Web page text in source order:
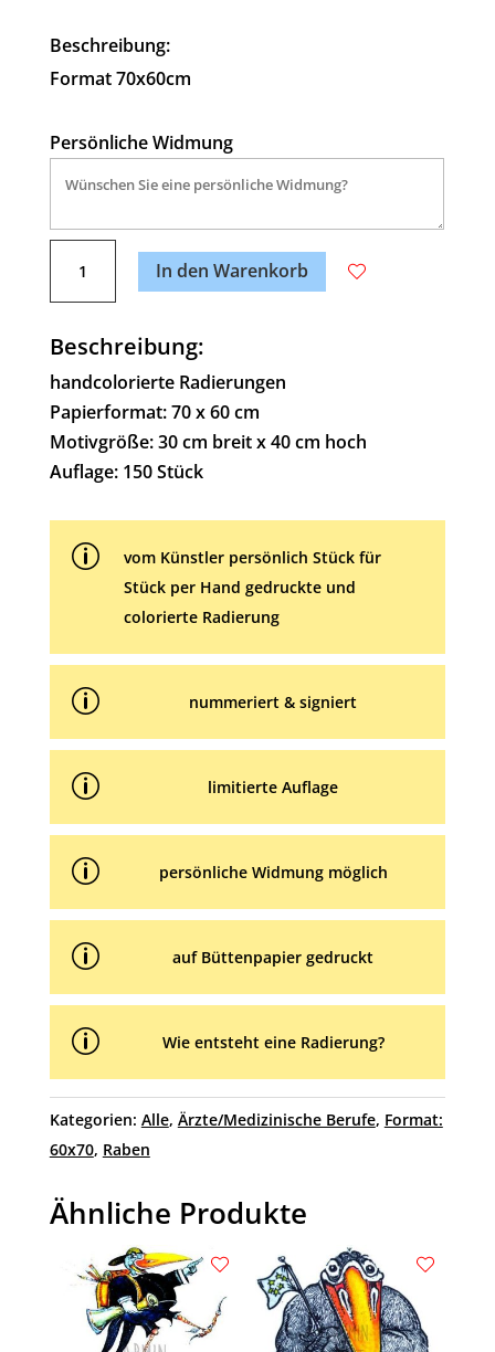
Beschreibung:
Format 70x60cm
Persönliche Widmung
Schaumermal
Menge
In den Warenkorb
A
r
n
a
t
i
e
Beschreibung:
handcolorierte Radierungen
Papierformat: 70 x 60 cm
Motivgröße: 30 cm breit x 40 cm hoch
Auflage: 150 Stück
p
vom Künstler persönlich Stück für
Stück per Hand gedruckte und
colorierte Radierung
p nummeriert & signiert
p limitierte Auflage
p persönliche Widmung möglich
p auf Büttenpapier gedruckt
p Wie entsteht eine Radierung?
Kategorien: Alle, Ärzte/Medizinische Berufe, Format:
60x70, Raben
Ähnliche Produkte